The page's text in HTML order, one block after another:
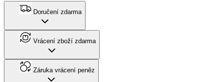
Doručení zdarma
Vrácení zboží zdarma
Záruka vrácení peněz